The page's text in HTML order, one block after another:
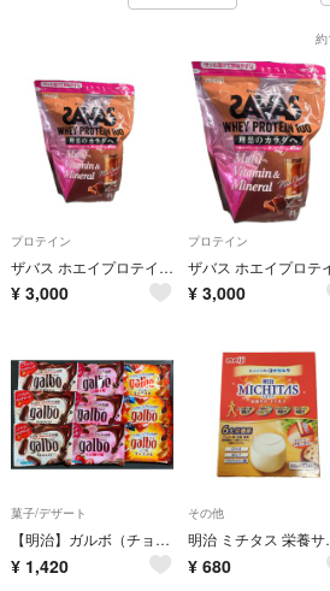
プロテイン
ザバス ホエイプロテイン100 マルチビタミン＆ミネラル ミルクショコラ風味(900g)
¥ 3,000
プロテイン
¥ 3,000
菓子/デザート
【明治】ガルボ（チョコ・つぶ練り苺・こく旨キャラメル）3種×各3袋（合計9袋）
¥ 1,420
その他
明治 ミ
¥ 680